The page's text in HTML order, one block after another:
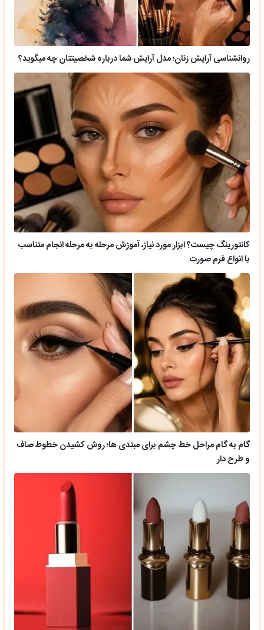
روانشناسی آرایش زنان؛ مدل آرایش شما درباره شخصیتتان چه میگوید؟
کانتورینگ چیست؟ ابزار مورد نیاز، آموزش مرحله به مرحله انجام متناسب
با انواع فرم صورت
گام به گام مراحل خط چشم برای مبتدی ها؛ روش کشیدن خطوط صاف
و طرح دار